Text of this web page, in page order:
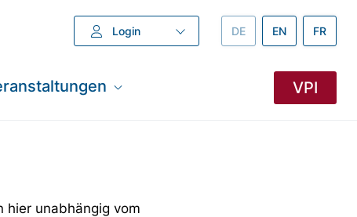
Login DEUTSCH –
DE ENGLISH –
EN FR
VPI
hier unabhängig vom